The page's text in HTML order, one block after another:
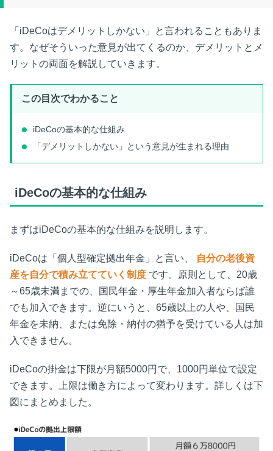
iDeCoと他の資産形成方法を比較
iDeCoとNISAの違い
DC（確定拠出年金制度）とiDeCoの違い
iDeCoが向いていない人
「iDeCoはデメリットしかない」と言われることもありま
す。なぜそういった意見が出てくるのか、デメリットとメ
リットの両面を解説していきます。
この目次でわかること
iDeCoの基本的な仕組み
「デメリットしかない」という意見が生まれる理由
iDeCoの基本的な仕組み
まずはiDeCoの基本的な仕組みを説明します。
iDeCoは「個人型確定拠出年金」と言い、
自分の老後資
産を自分で積み立てていく制度 です。原則として、20歳
～65歳未満までの、国民年金・厚生年金加入者ならば誰
でも加入できます。逆にいうと、65歳以上の人や、国民
年金を未納、または免除・納付の猶予を受けている人は加
入できません。
iDeCoの掛金は下限が月額5000円で、1000円単位で設定
できます。上限は働き方によって変わります。詳しくは下
図にまとめました。